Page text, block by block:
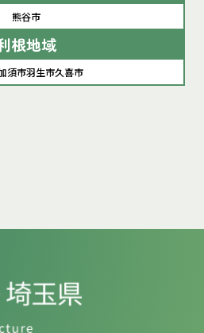
熊谷市
根地域
須市羽生市久喜市